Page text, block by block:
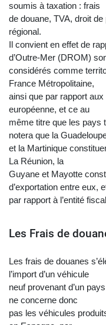
soumis à taxation : frais
de douane, TVA, droit
régional.
Il convient en effet de
d’Outre-Mer (DROM)
considérés comme
France Métropolitaine,
ainsi que par rapport
européenne, et ce au
même titre que les pays
notera que la
et la Martinique
La Réunion, la
Guyane et Mayotte
d’exportation entre eux,
par rapport à l’entité
Les Frais de
Les frais de douanes
l’import d’un véhicule
neuf provenant d’un
ne concerne donc
pas les véhicules